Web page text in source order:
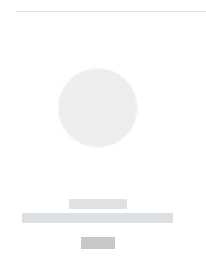
------------
----------- ----------- --------